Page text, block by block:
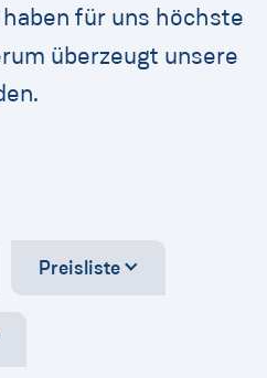
haben für uns höchste
überzeugt unsere
Preisliste